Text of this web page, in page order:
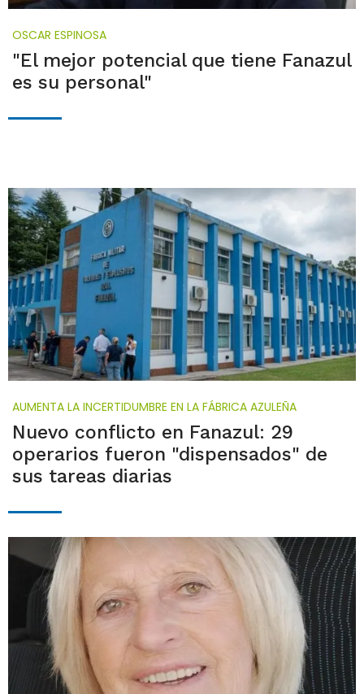
OSCAR ESPINOSA
"El mejor potencial que tiene Fanazul
es su personal"
AUMENTA LA INCERTIDUMBRE EN LA FÁBRICA AZULEÑA
Nuevo conflicto en Fanazul: 29
operarios fueron "dispensados" de
sus tareas diarias